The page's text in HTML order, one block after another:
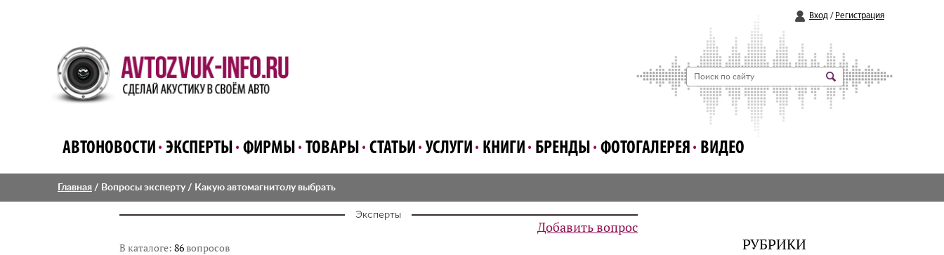
Вход / Регистрация
АВТОНОВОСТИ ЭКСПЕРТЫ ФИРМЫ ТОВАРЫ СТАТЬИ УСЛУГИ КНИГИ БРЕНДЫ ФОТОГАЛЕРЕЯ ВИДЕО
Главная / Вопросы эксперту / Какую автомагнитолу выбрать
Эксперты
Добавить вопрос
В каталоге: 86вопросов РУБРИКИ